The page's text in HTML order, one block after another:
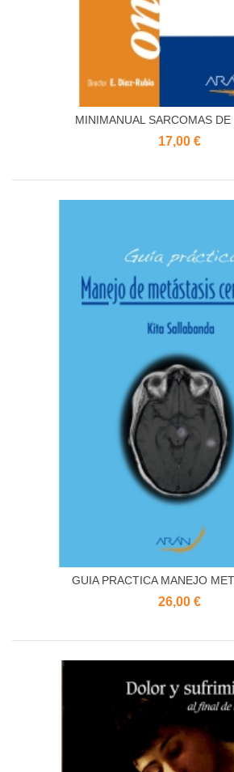
MINIMANUAL SARCOMAS DE
17,00 €
GUIA PRACTICA MANEJO
26,00 €